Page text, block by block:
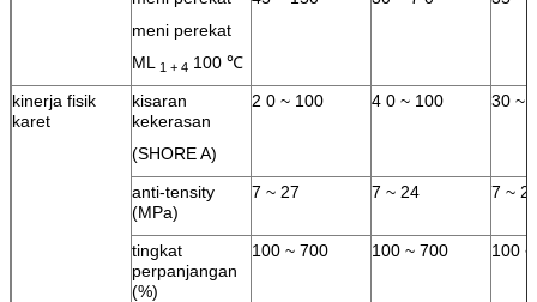
meni perekat
ML
1 + 4 100 ℃
kinerja fisik
karet
kisaran
kekerasan
(SHORE A)
2 0 ~ 100 4 0 ~ 100 30 ~
anti-tensity
(MPa)
7 ~ 27 7 ~ 24 7 ~
tingkat
perpanjangan
(%)
100 ~ 700 100 ~ 700 100